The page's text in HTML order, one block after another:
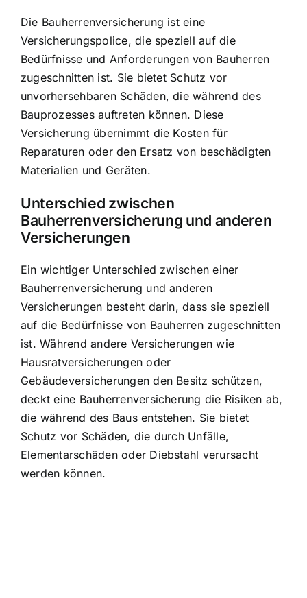
Die Bauherrenversicherung ist eine
Versicherungspolice, die speziell auf die
Bedürfnisse und Anforderungen von Bauherren
zugeschnitten ist. Sie bietet Schutz vor
unvorhersehbaren Schäden, die während des
Bauprozesses auftreten können. Diese
Versicherung übernimmt die Kosten für
Reparaturen oder den Ersatz von beschädigten
Materialien und Geräten.
Unterschied zwischen
Bauherrenversicherung und anderen
Versicherungen
Ein wichtiger Unterschied zwischen einer
Bauherrenversicherung und anderen
Versicherungen besteht darin, dass sie speziell
auf die Bedürfnisse von Bauherren zugeschnitten
ist. Während andere Versicherungen wie
Hausratversicherungen oder
Gebäudeversicherungen den Besitz schützen,
deckt eine Bauherrenversicherung die Risiken ab,
die während des Baus entstehen. Sie bietet
Schutz vor Schäden, die durch Unfälle,
Elementarschäden oder Diebstahl verursacht
werden können.